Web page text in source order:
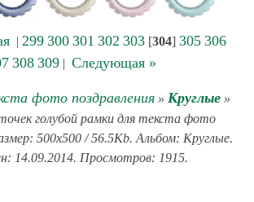
| 299 300 301 302 303[304] 305 306
308 309 | Следующая »
фото поздравления» Круглые»
голубой рамки для текста фото
500x500 / 56.5Kb. Альбом: Круглые.
14.09.2014. Просмотров: 1915.